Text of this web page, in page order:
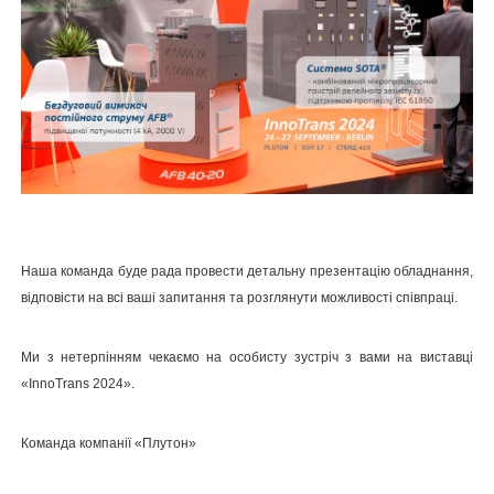
Наша команда буде рада провести детальну презентацію обладнання,
відповісти на всі ваші запитання та розглянути можливості співпраці.
Ми з нетерпінням чекаємо на особисту зустріч з вами на виставці
«InnoTrans 2024».
Команда компанії «Плутон»